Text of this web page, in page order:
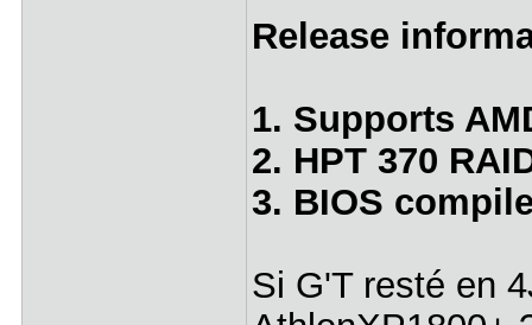
Release
1. Supports
2. HPT 370
3. BIOS
Si G'T resté en